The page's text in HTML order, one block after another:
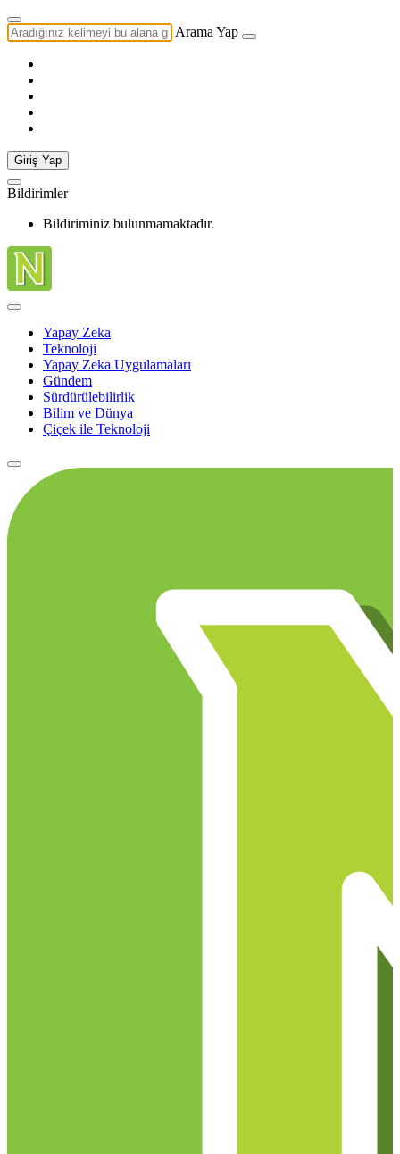
Arama Yap
Giriş Yap
Bildirimler
Bildiriminiz bulunmamaktadır.
Yapay Zeka
Teknoloji
Yapay Zeka Uygulamaları
Gündem
Sürdürülebilirlik
Bilim ve Dünya
Çiçek ile Teknoloji